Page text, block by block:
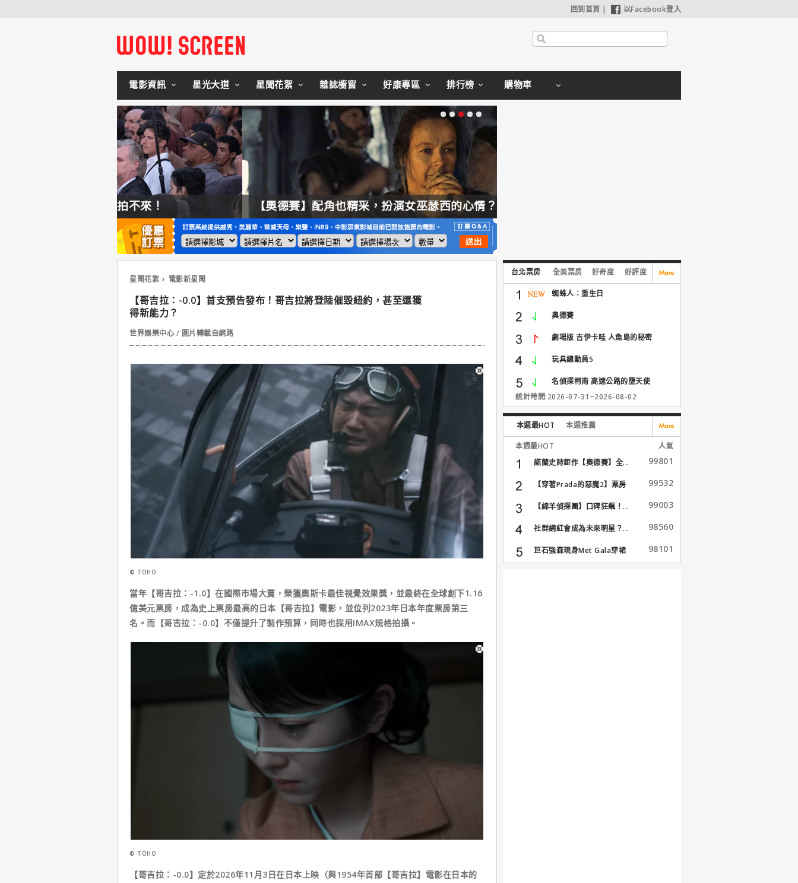
回到首頁 | 以Facebook登入
電影資訊 星光大道 星聞花絮 雜誌櫥窗 好康專區 排行榜 購物車
【奧德賽】配角也精采，扮演女巫瑟西的心情？珊曼莎莫頓：「感覺就像重生」
星聞花絮 電影新星聞
【哥吉拉：-0.0】首支預告發布！哥吉拉將登陸催毀紐約，甚至還獲
得新能力？
世界娛樂中心 / 圖片轉載自網路
© TOHO
當年【哥吉拉：-1.0】在國際市場大賣，榮獲奧斯卡最佳視覺效果獎，並最終在全球創下1.16
億美元票房，成為史上票房最高的日本【哥吉拉】電影，並位列2023年日本年度票房第三
名。而【哥吉拉：-0.0】不僅提升了製作預算，同時也採用IMAX規格拍攝。
© TOHO
【哥吉拉：-0.0】定於2026年11月3日在日本上映（與1954年首部【哥吉拉】電影在日本的
台北票房 全美票房 好奇度 好評度
蜘蛛人：重生日
奧德賽
劇場版 吉伊卡哇 人魚島的秘密
玩具總動員5
名偵探柯南 高速公路的墮天使
統計時間:2026-07-31~2026-08-02
本週最HOT 本週推薦
本週最HOT
人氣
諾蘭史詩鉅作【奧德賽】全...
99801
【穿著Prada的惡魔2】票房
99532
【綿羊偵探團】口碑狂飆！... 99003
社群網紅會成為未來明星？... 98560
巨石強森現身Met Gala穿裙
子...
98101